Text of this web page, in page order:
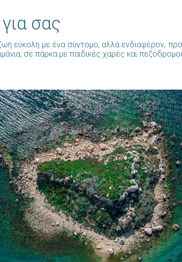
σας
εύκολη με ένα σύντομο, αλλά ενδιαφέρον,
σε πάρκα με παιδικές χαρές και